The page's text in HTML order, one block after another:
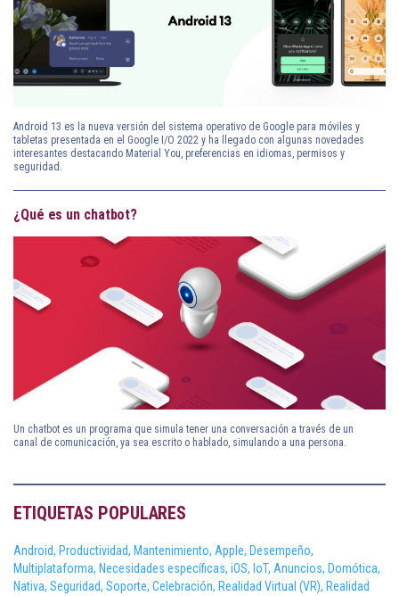
Android 13 es la nueva versión del sistema operativo de Google para móviles y
tabletas presentada en el Google I/O 2022 y ha llegado con algunas novedades
interesantes destacando Material You, preferencias en idiomas, permisos y
seguridad.
¿Qué es un chatbot?
Un chatbot es un programa que simula tener una conversación a través de un
canal de comunicación, ya sea escrito o hablado, simulando a una persona.
ETIQUETAS POPULARES
Android, Productividad, Mantenimiento, Apple, Desempeño,
Multiplataforma, Necesidades específicas, iOS, IoT, Anuncios, Domótica,
Nativa, Seguridad, Soporte, Celebración, Realidad Virtual (VR), Realidad